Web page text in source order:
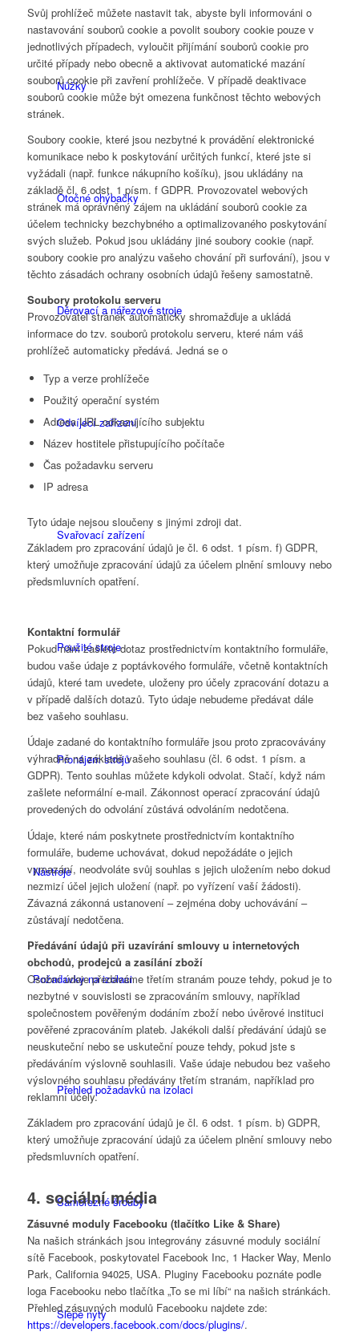
Nůžky
Otočné ohýbačky
Děrovací a nářezové stroje
Odvíjecí zařízení
Svařovací zařízení
Použité stroje
Pronájem strojů
Nástroje
Požadavky na izolaci
Přehled požadavků na izolaci
Samořezné šrouby
Slepé nýty
Svůj prohlížeč můžete nastavit tak, abyste byli informováni o
nastavování souborů cookie a povolit soubory cookie pouze v
jednotlivých případech, vyloučit přijímání souborů cookie pro
určité případy nebo obecně a aktivovat automatické mazání
souborů cookie při zavření prohlížeče. V případě deaktivace
souborů cookie může být omezena funkčnost těchto webových
stránek.
Soubory cookie, které jsou nezbytné k provádění elektronické
komunikace nebo k poskytování určitých funkcí, které jste si
vyžádali (např. funkce nákupního košíku), jsou ukládány na
základě čl. 6 odst. 1 písm. f GDPR. Provozovatel webových
stránek má oprávněný zájem na ukládání souborů cookie za
účelem technicky bezchybného a optimalizovaného poskytování
svých služeb. Pokud jsou ukládány jiné soubory cookie (např.
soubory cookie pro analýzu vašeho chování při surfování), jsou v
těchto zásadách ochrany osobních údajů řešeny samostatně.
Soubory protokolu serveru
Provozovatel stránek automaticky shromažďuje a ukládá
informace do tzv. souborů protokolu serveru, které nám váš
prohlížeč automaticky předává. Jedná se o
Typ a verze prohlížeče
Použitý operační systém
Adresa URL odkazujícího subjektu
Název hostitele přistupujícího počítače
Čas požadavku serveru
IP adresa
Tyto údaje nejsou sloučeny s jinými zdroji dat.
Základem pro zpracování údajů je čl. 6 odst. 1 písm. f) GDPR,
který umožňuje zpracování údajů za účelem plnění smlouvy nebo
předsmluvních opatření.
Kontaktní formulář
Pokud nám zašlete dotaz prostřednictvím kontaktního formuláře,
budou vaše údaje z poptávkového formuláře, včetně kontaktních
údajů, které tam uvedete, uloženy pro účely zpracování dotazu a
v případě dalších dotazů. Tyto údaje nebudeme předávat dále
bez vašeho souhlasu.
Údaje zadané do kontaktního formuláře jsou proto zpracovávány
výhradně na základě vašeho souhlasu (čl. 6 odst. 1 písm. a
GDPR). Tento souhlas můžete kdykoli odvolat. Stačí, když nám
zašlete neformální e-mail. Zákonnost operací zpracování údajů
provedených do odvolání zůstává odvoláním nedotčena.
Údaje, které nám poskytnete prostřednictvím kontaktního
formuláře, budeme uchovávat, dokud nepožádáte o jejich
vymazání, neodvoláte svůj souhlas s jejich uložením nebo dokud
nezmizí účel jejich uložení (např. po vyřízení vaší žádosti).
Závazná zákonná ustanovení – zejména doby uchovávání –
zůstávají nedotčena.
Předávání údajů při uzavírání smlouvy u internetových
obchodů, prodejců a zasílání zboží
Osobní údaje předáváme třetím stranám pouze tehdy, pokud je to
nezbytné v souvislosti se zpracováním smlouvy, například
společnostem pověřeným dodáním zboží nebo úvěrové instituci
pověřené zpracováním plateb. Jakékoli další předávání údajů se
neuskuteční nebo se uskuteční pouze tehdy, pokud jste s
předáváním výslovně souhlasili. Vaše údaje nebudou bez vašeho
výslovného souhlasu předávány třetím stranám, například pro
reklamní účely.
Základem pro zpracování údajů je čl. 6 odst. 1 písm. b) GDPR,
který umožňuje zpracování údajů za účelem plnění smlouvy nebo
předsmluvních opatření.
4. sociální média
Zásuvné moduly Facebooku (tlačítko Like & Share)
Na našich stránkách jsou integrovány zásuvné moduly sociální
sítě Facebook, poskytovatel Facebook Inc, 1 Hacker Way, Menlo
Park, California 94025, USA. Pluginy Facebooku poznáte podle
loga Facebooku nebo tlačítka „To se mi líbí“ na našich stránkách.
Přehled zásuvných modulů Facebooku najdete zde:
https://developers.facebook.com/docs/plugins/.